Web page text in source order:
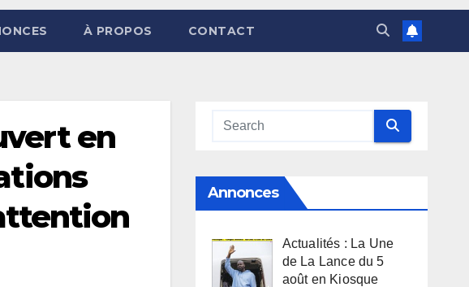
À PROPOS CONTACT
en
Annonces
Actualités : La Une
de La Lance du 5
août en Kiosque